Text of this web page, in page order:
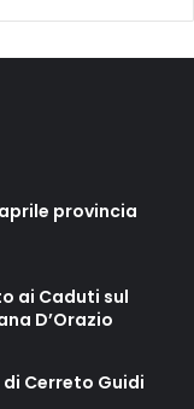
provincia
ai Caduti sul
D’Orazio
Cerreto Guidi